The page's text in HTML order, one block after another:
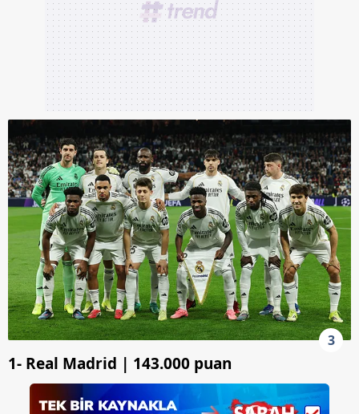
3
1- Real Madrid | 143.000 puan